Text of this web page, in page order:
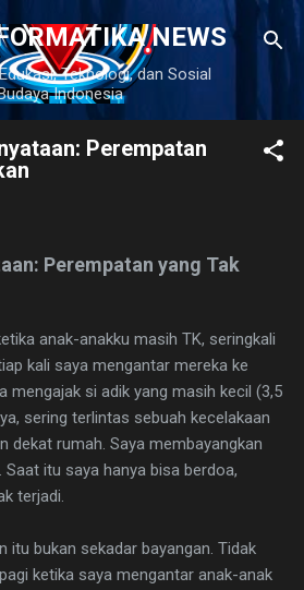
ke konten utamaNEWS
Teknologi, dan Sosial
Indonesia
Perempatan
Perempatan yang Tak
anak-anakku masih TK, seringkali
kali saya mengantar mereka ke
mengajak si adik yang masih kecil (3,5
sering terlintas sebuah kecelakaan
dekat rumah. Saya membayangkan
itu saya hanya bisa berdoa,
terjadi.
bukan sekadar bayangan. Tidak
ketika saya mengantar anak-anak